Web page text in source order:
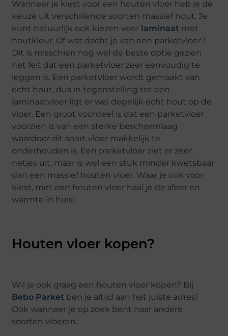
Wanneer je kiest voor een houten vloer heb je de
keuze uit verschillende soorten massief hout. Je
kunt natuurlijk ook kiezen voor laminaat met
houtkleur. Of wat dacht je van een parketvloer?
Dit is misschien nog wel de beste optie gezien
het feit dat een parketvloer zeer eenvoudig te
leggen is. Een parketvloer wordt gemaakt van
echt hout, dus in tegenstelling tot een
laminaatvloer ligt er wel degelijk echt hout op de
vloer. Een groot voordeel is dat een parketvloer
voorzien is van een sterke beschermlaag
waardoor dit soort vloer makkelijk te
onderhouden is. Een parketvloer ziet er zeer
netjes uit, maar is wel een stuk minder kwetsbaar
dan een massief houten vloer. Waar je ook voor
kiest, met een houten vloer haal je de sfeer en
warmte in huis!
Houten vloer kopen?
Wil je ook graag een houten vloer kopen? Bij
Bebo Parket ben je altijd aan het juiste adres!
Ook wanneer je op zoek bent naar andere
soorten vloeren.